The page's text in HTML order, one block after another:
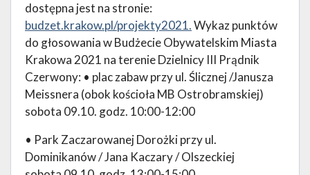
dostępna jest na stronie:
budzet.krakow.pl/projekty2021.Wykaz punktów
do głosowania w Budżecie Obywatelskim Miasta
Krakowa 2021 na terenie Dzielnicy III Prądnik
Czerwony: • plac zabaw przy ul. Ślicznej /Janusza
Meissnera (obok kościoła MB Ostrobramskiej)
sobota 09.10. godz. 10:00-12:00
• Park Zaczarowanej Dorożki przy ul.
Dominikanów / Jana Kaczary / Olszeckiej